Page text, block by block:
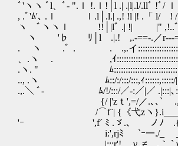
ﾞ'ヽヽ ﾞl、ﾞ‐ ".ｌ !.ｌ!│l .|
, .ﾞ'ﾑ'､ .ｌ ｌ.l│.l.| .,! !l |! .「
ヽ ﾞヽヽｌ !!│|lﾞ .| !| |" ,!..
ヽ '♭ ﾘ│l .|.! ,.-==-.／r‐‐‐=-
. ヽ .ﾞ． .ゝ.,.イ
、.ヽ ゝ. ,ｲ
.ヽ. " ﾑ
.., .ヽ ﾑ::/:/:::/:::,ｨ::::::,:::::/
.,.＼ ﾞ- ﾑ/!/:::/／-:／|／ .|:::|､::l
{/ |'zｔ',=/／.､､` .,|-|-
/⌒f¨| {《弋zヽ}.i____//___
'ｰ ',f´ ﾐ .ゞ.､ ノﾉ￣
i:',rjﾐ `ｰ一./_ _.}ゞﾞ
|:::r'! ,γ ,≠__.｀ ` γ/